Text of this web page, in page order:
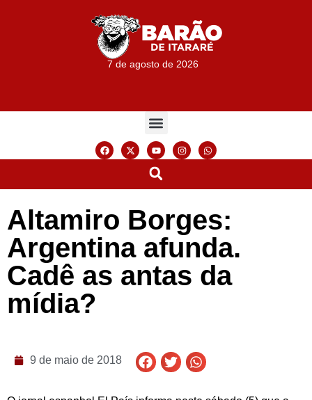
7 de agosto de 2026
Altamiro Borges:
Argentina afunda.
Cadê as antas da
mídia?
9 de maio de 2018